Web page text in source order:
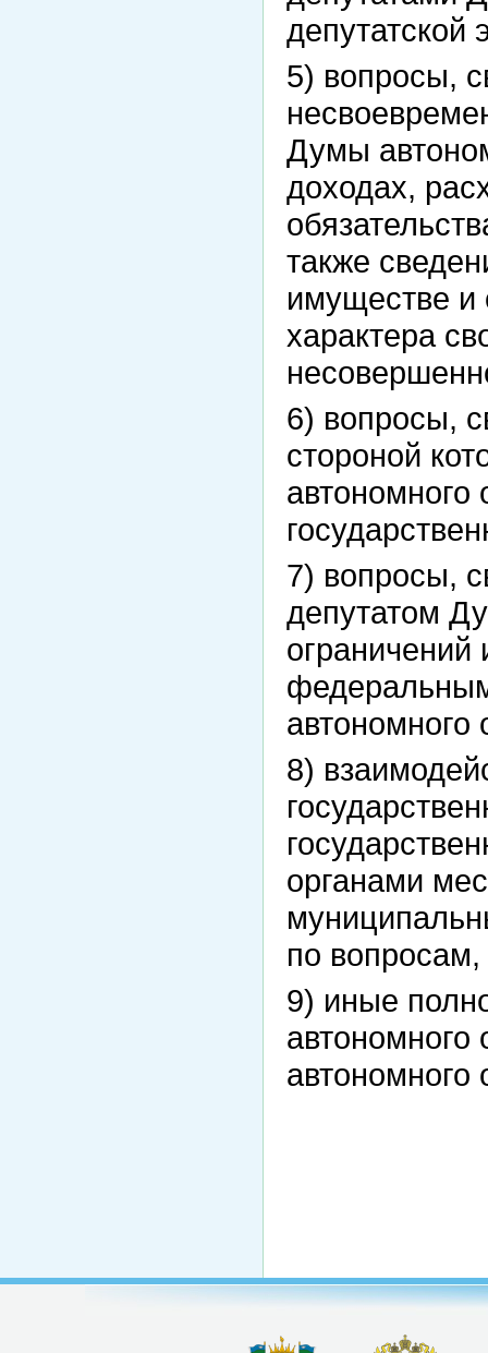
депутатской
5) вопросы,
Думы
доходах,
также
имуществе и
характера
6) вопросы,
стороной
7) вопросы,
депутатом
ограничений
автономного
8)
органами
по
9) иные